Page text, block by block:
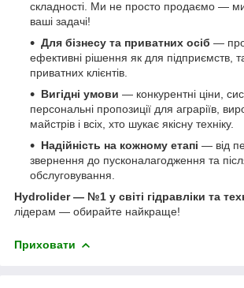
складності. Ми не просто продаємо —
ваші задачі!
Для бізнесу та приватних осіб —
ефективні рішення як для підприємств,
приватних клієнтів.
Вигідні умови — конкурентні ціни,
персональні пропозиції для аграріїв,
майстрів і всіх, хто шукає якісну техніку.
Надійність на кожному етапі — від
звернення до пусконалагодження та
обслуговування.
Hydrolider — №1 у світі гідравліки та
лідерам — обирайте найкраще!
Приховати